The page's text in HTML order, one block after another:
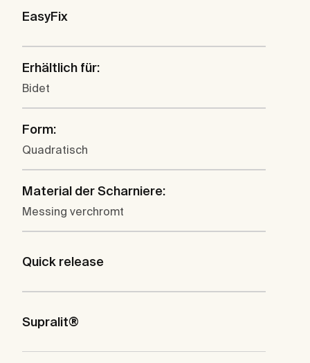
EasyFix
Erhältlich für:
Bidet
Form:
Quadratisch
Material der Scharniere:
Messing verchromt
Quick release
Supralit®